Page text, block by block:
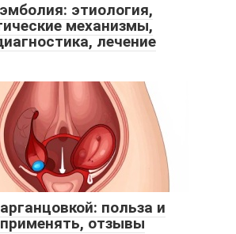
этиология,
механизмы,
лечение
польза и
отзывы